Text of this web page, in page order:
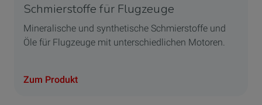
Schmierstoffe für Flugzeuge
Mineralische und synthetische Schmierstoffe und
Öle für Flugzeuge mit unterschiedlichen Motoren.
Zum Produkt